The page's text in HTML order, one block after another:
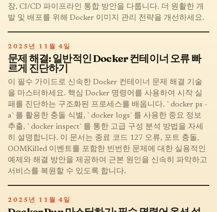
장, CI/CD 파이프라인 통합 방안을 다룹니다. 더 원활한 개
발 및 배포를 위해 Docker 이미지 관리 전략을 개선하세요.
2025년 11월 4일
문제 해결: 일반적인 Docker 컨테이너 오류 빠
르게 진단하기
이 필수 가이드로 신속한 Docker 컨테이너 문제 해결 기술
을 마스터하세요. 핵심 Docker 명령어를 사용하여 시작 실
패를 진단하는 구조화된 프로세스를 배웁니다. `docker ps -
a`를 활용한 충돌 식별, `docker logs`를 사용한 중요 정보
추출, `docker inspect`를 통한 고급 구성 분석 방법을 자세
히 설명합니다. 이 문서는 종료 코드 127 오류, 포트 충돌,
OOMKilled 이벤트를 포함한 빈번한 문제에 대한 실용적인
예제와 해결 방안을 제공하여 근본 원인을 신속히 파악하고
서비스를 복원할 수 있도록 합니다.
2025년 11월 4일